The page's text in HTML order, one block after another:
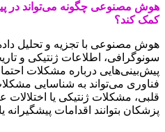
هوش مصنوعی چگونه می‌تواند در
کمک کند؟
هوش مصنوعی با تجزیه و تحلیل
سونوگرافی، اطلاعات ژنتیکی و
پیش‌بینی‌هایی درباره مشکلات
فناوری می‌تواند به شناسایی
قلبی، مشکلات ژنتیکی یا
پزشکان بتوانند اقدامات